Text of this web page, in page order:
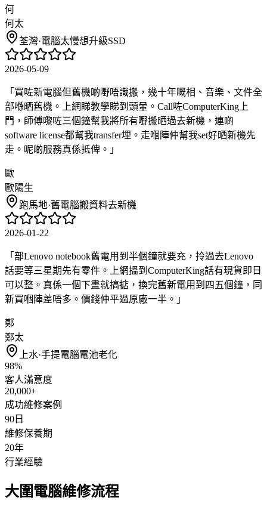
何
何太
荃灣·電腦太慢想升級SSD
2026-05-09
「 買咗新電腦但舊機啲嘢唔識搬，幾十年嘅相、音樂、文件全
部喺晒舊機。上網睇教學睇到頭暈。Call咗ComputerKing上
門，師傅嚟咗三個鐘幫我將所有嘢搬晒過去新機，連啲
software license都幫我transfer埋。走嗰陣仲幫我set好晒新機先
走。呢啲服務真係抵俾。 」
歐
歐陽生
跑馬地·舊電腦搬資料去新機
2026-01-22
「 部Lenovo notebook舊電用到半個鐘就要充，拎過去Lenovo
話要等三星期先有零件。上網搵到ComputerKing話有現貨即日
可以整。真係一個下晝就搞掂，換完舊新電用到四五個鐘，同
新買嗰陣差唔多。價錢仲平過原廠一半。 」
鄭
鄭太
上水·手提電腦電池老化
98%
客人滿意度
20,000+
成功維修案例
90日
維修保養期
20年
行業經驗
大圍電腦維修流程